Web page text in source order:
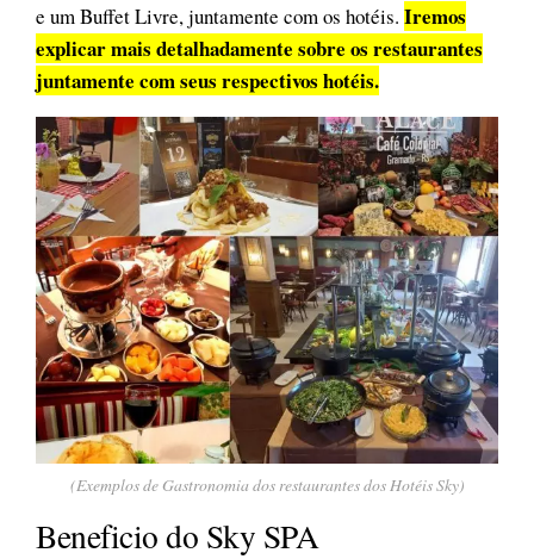
e um Buffet Livre, juntamente com os hotéis. Iremos
explicar mais detalhadamente sobre os restaurantes
juntamente com seus respectivos hotéis.
(Exemplos de Gastronomia dos restaurantes dos Hotéis Sky)
Beneficio do Sky SPA